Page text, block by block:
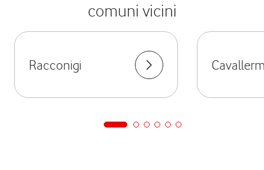
comuni vicini
Racconigi